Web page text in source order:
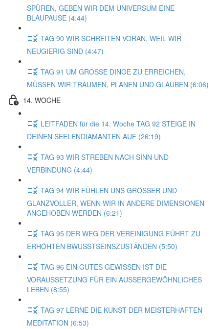
SPÜREN, GEBEN WIR DEM UNIVERSUM EINE
BLAUPAUSE (4:44)
TAG 90 WIR SCHREITEN VORAN, WEIL WIR
NEUGIERIG SIND (4:47)
TAG 91 UM GROSSE DINGE ZU ERREICHEN,
MÜSSEN WIR TRÄUMEN, PLANEN UND GLAUBEN (6:06)
14. WOCHE
LEITFADEN für die 14. Woche TAG 92 STEIGE IN
DEINEN SEELENDIAMANTEN AUF (26:19)
TAG 93 WIR STREBEN NACH SINN UND
VERBINDUNG (4:44)
TAG 94 WIR FÜHLEN UNS GRÖSSER UND
GLANZVOLLER, WENN WIR IN ANDERE DIMENSIONEN
ANGEHOBEN WERDEN (6:21)
TAG 95 DER WEG DER VEREINIGUNG FÜHRT ZU
ERHÖHTEN BWUSSTSEINSZUSTÄNDEN (5:50)
TAG 96 EIN GUTES GEWISSEN IST DIE
VORAUSSETZUNG FÜR EIN AUSSERGEWÖHNLICHES
LEBEN (8:55)
TAG 97 LERNE DIE KUNST DER MEISTERHAFTEN
MEDITATION (6:53)